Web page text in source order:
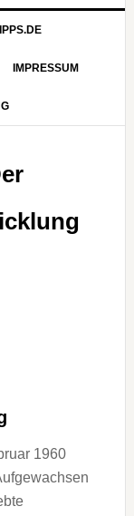
IMPRESSUM
1960